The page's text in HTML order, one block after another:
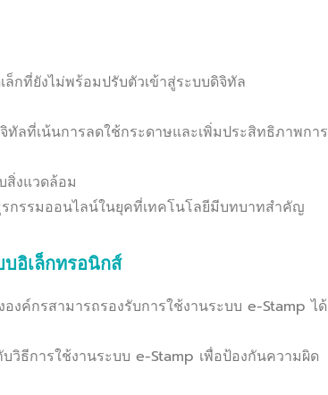
กที่ยังไม่พร้อมปรับตัวเข้าสู่ระบบดิจิทัล
ลที่เน้นการลดใช้กระดาษและเพิ่มประสิทธิภาพการ
สิ่งแวดล้อม
กรรมออนไลน์ในยุคที่เทคโนโลยีมีบทบาทสำคัญ
อิเล็กทรอนิกส์
งค์กรสามารถรองรับการใช้งานระบบ e-Stamp ได้
วิธีการใช้งานระบบ e-Stamp เพื่อป้องกันความผิด